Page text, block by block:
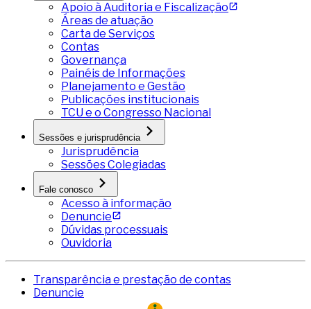
Apoio à Auditoria e Fiscalização
Áreas de atuação
Carta de Serviços
Contas
Governança
Painéis de Informações
Planejamento e Gestão
Publicações institucionais
TCU e o Congresso Nacional
Sessões e jurisprudência
Jurisprudência
Sessões Colegiadas
Fale conosco
Acesso à informação
Denuncie
Dúvidas processuais
Ouvidoria
Transparência e prestação de contas
Denuncie